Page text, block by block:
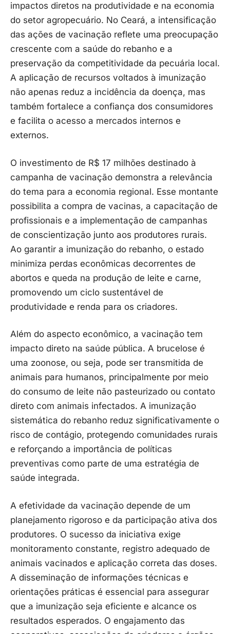
impactos diretos na produtividade e na economia
do setor agropecuário. No Ceará, a intensificação
das ações de vacinação reflete uma preocupação
crescente com a saúde do rebanho e a
preservação da competitividade da pecuária local.
A aplicação de recursos voltados à imunização
não apenas reduz a incidência da doença, mas
também fortalece a confiança dos consumidores
e facilita o acesso a mercados internos e
externos.
O investimento de R$ 17 milhões destinado à
campanha de vacinação demonstra a relevância
do tema para a economia regional. Esse montante
possibilita a compra de vacinas, a capacitação de
profissionais e a implementação de campanhas
de conscientização junto aos produtores rurais.
Ao garantir a imunização do rebanho, o estado
minimiza perdas econômicas decorrentes de
abortos e queda na produção de leite e carne,
promovendo um ciclo sustentável de
produtividade e renda para os criadores.
Além do aspecto econômico, a vacinação tem
impacto direto na saúde pública. A brucelose é
uma zoonose, ou seja, pode ser transmitida de
animais para humanos, principalmente por meio
do consumo de leite não pasteurizado ou contato
direto com animais infectados. A imunização
sistemática do rebanho reduz significativamente o
risco de contágio, protegendo comunidades rurais
e reforçando a importância de políticas
preventivas como parte de uma estratégia de
saúde integrada.
A efetividade da vacinação depende de um
planejamento rigoroso e da participação ativa dos
produtores. O sucesso da iniciativa exige
monitoramento constante, registro adequado de
animais vacinados e aplicação correta das doses.
A disseminação de informações técnicas e
orientações práticas é essencial para assegurar
que a imunização seja eficiente e alcance os
resultados esperados. O engajamento das